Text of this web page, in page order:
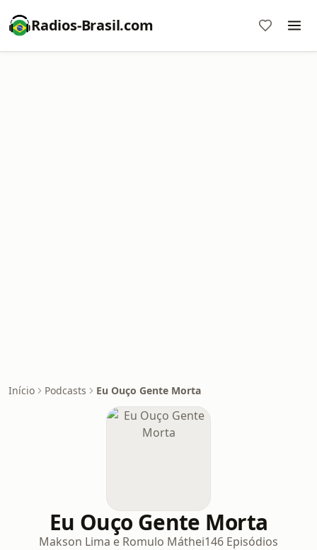
Radios-Brasil.com
Início Podcasts Eu Ouço Gente Morta
Eu Ouço Gente Morta
Makson Lima e Romulo Máthei146 Episódios